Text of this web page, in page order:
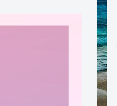
少しずつ書いて